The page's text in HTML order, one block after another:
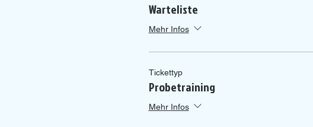
Warteliste
Mehr Infos
Tickettyp
Probetraining
Mehr Infos